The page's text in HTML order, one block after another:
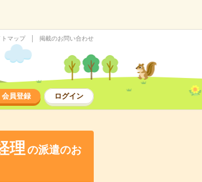
トマップ 掲載のお問い合わせ
会員登録 ログイン
理 の派遣のお